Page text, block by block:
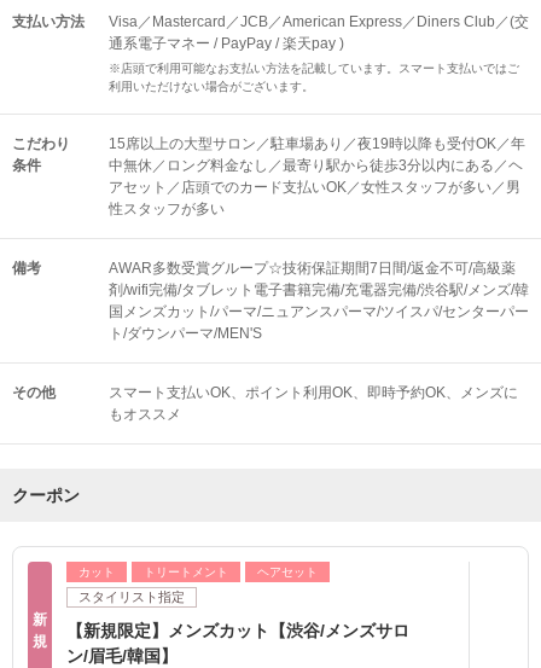
支払い方法
Visa／Mastercard／JCB／American Express／Diners Club／(交
通系電子マネー / PayPay / 楽天pay )
※店頭で利用可能なお支払い方法を記載しています。スマート支払いではご
利用いただけない場合がございます。
こだわり
条件
15席以上の大型サロン／駐車場あり／夜19時以降も受付OK／年
中無休／ロング料金なし／最寄り駅から徒歩3分以内にある／ヘ
アセット／店頭でのカード支払いOK／女性スタッフが多い／男
性スタッフが多い
備考
AWAR多数受賞グループ☆技術保証期間7日間/返金不可/高級薬
剤/wifi完備/タブレット電子書籍完備/充電器完備/渋谷駅/メンズ/韓
国メンズカット/パーマ/ニュアンスパーマ/ツイスパ/センターパー
ト/ダウンパーマ/MEN'S
その他 スマート支払いOK ポイント利用OK 即時予約OK
メンズに
もオススメ
クーポン
新
規
カット トリートメント ヘアセット
スタイリスト指定
【新規限定】メンズカット【渋谷/メンズサロ
ン/眉毛/韓国】